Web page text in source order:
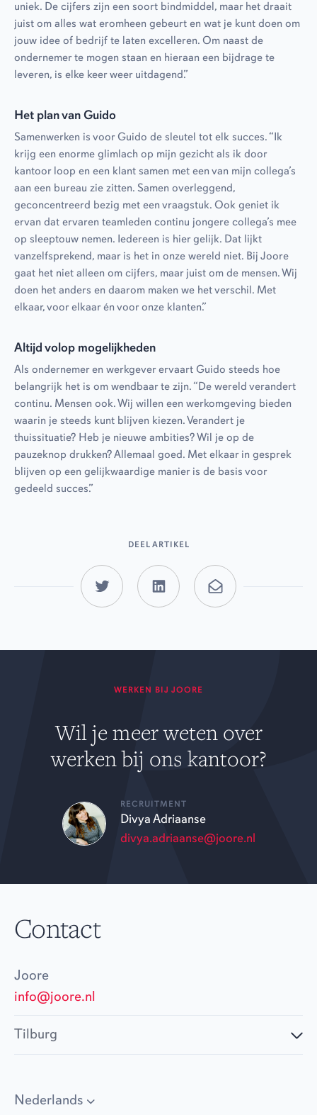
uniek. De cijfers zijn een soort bindmiddel, maar het draait
juist om alles wat eromheen gebeurt en wat je kunt doen om
jouw idee of bedrijf te laten excelleren. Om naast de
ondernemer te mogen staan en hieraan een bijdrage te
leveren, is elke keer weer uitdagend.”
Het plan van Guido
Samenwerken is voor Guido de sleutel tot elk succes. “Ik
krijg een enorme glimlach op mijn gezicht als ik door
kantoor loop en een klant samen met een van mijn collega’s
aan een bureau zie zitten. Samen overleggend,
geconcentreerd bezig met een vraagstuk. Ook geniet ik
ervan dat ervaren teamleden continu jongere collega’s mee
op sleeptouw nemen. Iedereen is hier gelijk. Dat lijkt
vanzelfsprekend, maar is het in onze wereld niet. Bij Joore
gaat het niet alleen om cijfers, maar juist om de mensen. Wij
doen het anders en daarom maken we het verschil. Met
elkaar, voor elkaar én voor onze klanten.”
Altijd volop mogelijkheden
Als ondernemer en werkgever ervaart Guido steeds hoe
belangrijk het is om wendbaar te zijn. “De wereld verandert
continu. Mensen ook. Wij willen een werkomgeving bieden
waarin je steeds kunt blijven kiezen. Verandert je
thuissituatie? Heb je nieuwe ambities? Wil je op de
pauzeknop drukken? Allemaal goed. Met elkaar in gesprek
blijven op een gelijkwaardige manier is de basis voor
gedeeld succes.”
DEEL ARTIKEL
WERKEN BIJ JOORE
Wil je meer weten over
werken bij ons kantoor?
RECRUITMENT
Divya Adriaanse
divya.adriaanse@joore.nl
Contact
Joore
info@joore.nl
Tilburg
Nederlands